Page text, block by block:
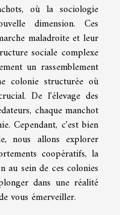
où la sociologie
dimension. Ces
maladroite et leur
sociale complexe
un rassemblement
colonie structurée où
De l'élevage des
chaque manchot
Cependant, c'est bien
nous allons explorer
coopératifs, la
au sein de ces colonies
dans une réalité
vous émerveiller.